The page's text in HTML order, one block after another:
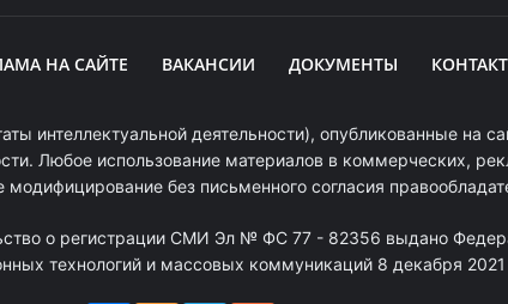
НА САЙТЕ ВАКАНСИИ ДОКУМЕНТЫ
интеллектуальной деятельности), опубликованные на
Любое использование материалов в коммерческих,
модифицирование без письменного согласия
о регистрации СМИ Эл № ФС 77 - 82356 выдано
технологий и массовых коммуникаций 8 декабря 2021